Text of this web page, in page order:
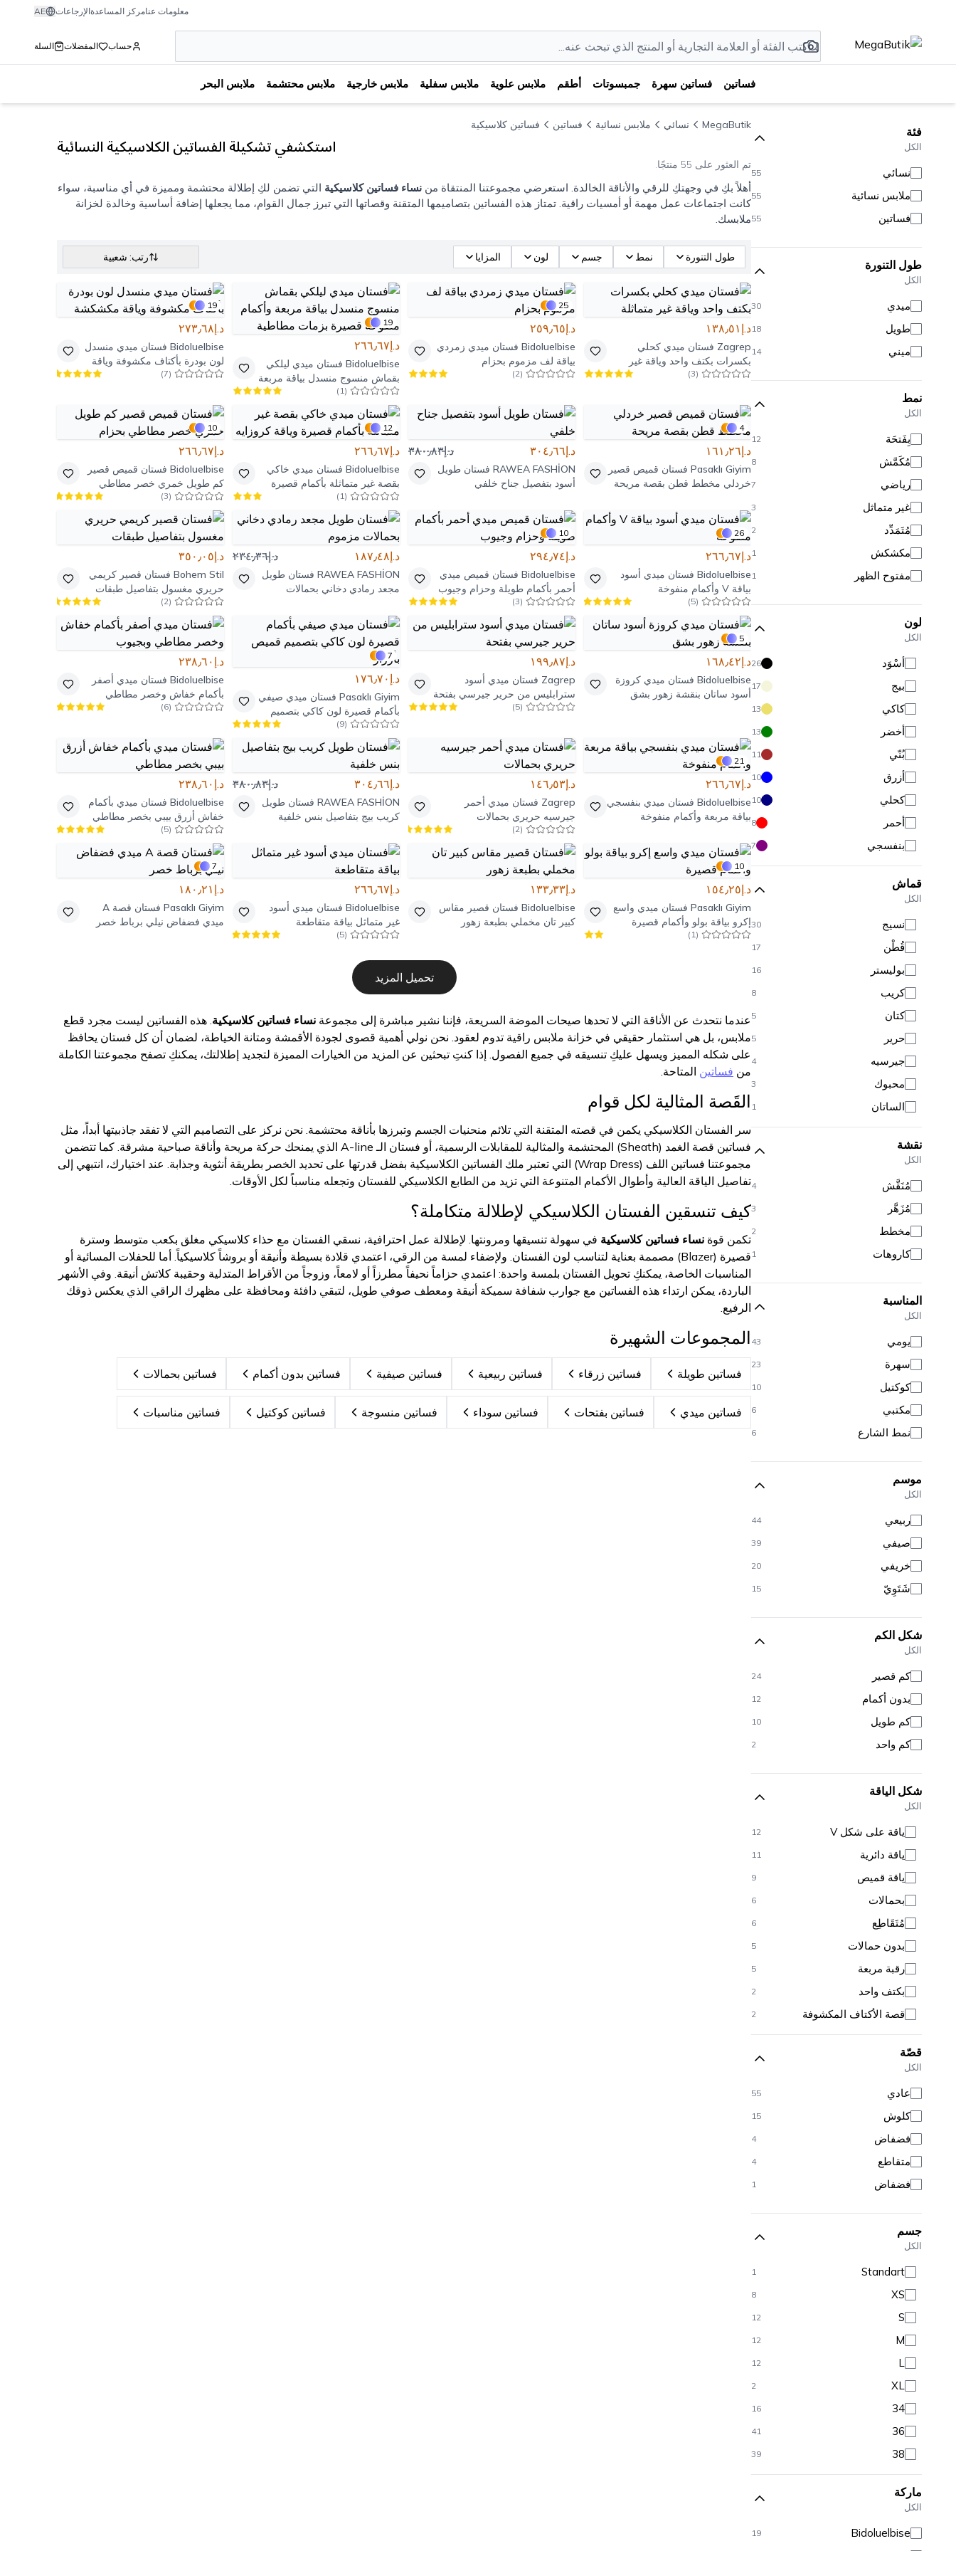
معلومات عنامركز المساعدةالإرجاعات AE
حساب المفضلات السلة
فساتين فساتين سهرة جمبسوتات أطقم ملابس علوية ملابس سفلية ملابس خارجية ملابس محتشمة ملابس البحر
فئة
الكل
نسائي 55
ملابس نسائية 55
فساتين 55
طول التنورة
الكل
ميدي 30
طويل 18
ميني 14
نمط
الكل
بِفَتحَة 12
مُكَمَّش 8
رياضي 7
غير متماثل 3
مُتَمَدِّد 2
مكشكش 1
مفتوح الظهر 1
لون
الكل
أَسْوَد 26
بيج 17
كاكي 13
أخضر 13
بُنّي 11
أزرق 10
كحلي 10
أحمر 8
بنفسجي 7
وردي 7
وردي بودري 6
رمادي
قماش
الكل
نسيج 30
قُطْن 17
بوليستر 16
كريب 8
كتان 5
حرير 5
جيرسيه 4
محبوك 3
الساتان 1
دينيم 1
مخمل 1
نقشة
الكل
مُنَقَّش 4
مُزَهَّر 3
مخطط 2
كاروهات 1
المناسبة
الكل
يومي 43
سهرة 23
كوكتيل 10
مكتبي 6
نمط الشارع 6
موسم
الكل
ربيعي 44
صيفي 39
خريفي 20
شَتَوِيّ 15
شكل الكم
الكل
كم قصير 24
بدون أكمام 12
كم طويل 10
كم واحد 2
شكل الياقة
الكل
ياقة على شكل V 12
ياقة دائرية 11
ياقة قميص 9
بحمالات 6
مُتَقَاطِع 6
بدون حمالات 5
رقبة مربعة 5
بكتف واحد 2
قصة الأكتاف المكشوفة 2
رقبة عالية 2
ياقة على شكل حرف U 1
قصّة
الكل
عادي 55
كلوش 15
فضفاض 4
متقاطع 4
فضفاض 1
جسم
الكل
Standart
1
XS
8
S
12
M
12
L
12
XL
2
34
16
36
41
38
39
40
36
42
35
ماركة
الكل
Bidoluelbise
19
MegaButik نسائي ملابس نسائية فساتين فساتين كلاسيكية
استكشفي تشكيلة الفساتين الكلاسيكية النسائية
تم العثور على 55 منتجًا.
أهلاً بكِ في وجهتكِ للرقي والأناقة الخالدة. استعرضي مجموعتنا المنتقاة من نساء فساتين كلاسيكية التي تضمن لكِ إطلالة محتشمة ومميزة في أي مناسبة، سواء
كانت اجتماعات عمل مهمة أو أمسيات راقية. تمتاز هذه الفساتين بتصاميمها المتقنة وقصاتها التي تبرز جمال القوام، مما يجعلها إضافة أساسية وخالدة لخزانة
ملابسك.
طول التنورة نمط جسم لون المزايا رتب: شعبية
د.إ١٣٨٫٥١
Zagrep فستان ميدي كحلي
بكسرات بكتف واحد وياقة غير
متماثلة
(
3
)
25
د.إ٢٥٩٫٦٥
Bidoluelbise فستان ميدي زمردي
بياقة لف مزموم بحزام
(
2
)
19
د.إ٢٦٦٫٦٧
Bidoluelbise فستان ميدي ليلكي
بقماش منسوج منسدل بياقة مربعة
وأكمام منفوخة قصيرة بزمات
مطاطية
(
1
)
19
د.إ٢٧٣٫٦٨
Bidoluelbise فستان ميدي منسدل
لون بودرة بأكتاف مكشوفة وياقة
مكشكشة
(
7
)
4
د.إ١٦١٫٢٦
Pasaklı Giyim فستان قميص قصير
خردلي مخطط قطن بقصة مريحة
د.إ٣٠٤٫٦٦ د.إ٣٨٠٫٨٣
RAWEA FASHİON فستان طويل
أسود بتفصيل جناح خلفي
12
د.إ٢٦٦٫٦٧
Bidoluelbise فستان ميدي خاكي
بقصة غير متماثلة بأكمام قصيرة
وياقة كروزايه
(
1
)
10
د.إ٢٦٦٫٦٧
Bidoluelbise فستان قميص قصير
كم طويل خمري خصر مطاطي
بحزام
(
3
)
26
د.إ٢٦٦٫٦٧
Bidoluelbise فستان ميدي أسود
بياقة V وأكمام منفوخة
(
5
)
10
د.إ٢٩٤٫٧٤
Bidoluelbise فستان قميص ميدي
أحمر بأكمام طويلة وحزام وجيوب
(
3
)
د.إ١٨٧٫٤٨ د.إ٢٣٤٫٣٦
RAWEA FASHİON فستان طويل
مجعد رمادي دخاني بحمالات
د.إ٣٥٠٫٠٥
Bohem Stil فستان قصير كريمي
حريري مغسول بتفاصيل طبقات
(
2
)
5
د.إ١٦٨٫٤٢
Bidoluelbise فستان ميدي كروزة
أسود ساتان بنقشة زهور بشق
د.إ١٩٩٫٨٧
Zagrep فستان ميدي أسود
سترابليس من حرير جيرسي بفتحة
(
5
)
7
د.إ١٧٦٫٧٠
Pasaklı Giyim فستان ميدي صيفي
بأكمام قصيرة لون كاكي بتصميم
قميص بأزرار (
9
)
د.إ٢٣٨٫٦٠
Bidoluelbise فستان ميدي أصفر
بأكمام خفاش وخصر مطاطي
وبجيوب
(
6
)
21
د.إ٢٦٦٫٦٧
Bidoluelbise فستان ميدي بنفسجي
بياقة مربعة وأكمام منفوخة
د.إ١٤٦٫٥٣
Zagrep فستان ميدي أحمر
جيرسيه حريري بحمالات
(
2
)
د.إ٣٠٤٫٦٦ د.إ٣٨٠٫٨٣
RAWEA FASHİON فستان طويل
كريب بيج بتفاصيل بنس خلفية
د.إ٢٣٨٫٦٠
Bidoluelbise فستان ميدي بأكمام
خفاش أزرق بيبي بخصر مطاطي
(
5
)
10
د.إ١٥٤٫٢٥
Pasaklı Giyim فستان ميدي واسع
إكرو بياقة بولو وأكمام قصيرة
(
1
)
د.إ١٣٣٫٣٣
Bidoluelbise فستان قصير مقاس
كبير تان مخملي بطبعة زهور
د.إ٢٦٦٫٦٧
Bidoluelbise فستان ميدي أسود
غير متماثل بياقة متقاطعة
(
5
)
7
د.إ١٨٠٫٢١
Pasaklı Giyim
فستان قصة A
ميدي فضفاض نيلي برباط خصر
تحميل المزيد
عندما نتحدث عن الأناقة التي لا تحدها صيحات الموضة السريعة، فإننا نشير مباشرة إلى مجموعة نساء فساتين كلاسيكية. هذه الفساتين ليست مجرد قطع
ملابس، بل هي استثمار حقيقي في خزانة ملابس راقية تدوم لعقود. نحن نولي أهمية قصوى لجودة الأقمشة ومتانة الخياطة، لضمان أن كل فستان يحافظ
على شكله المميز ويسهل عليكِ تنسيقه في جميع الفصول. إذا كنتِ تبحثين عن المزيد من الخيارات المميزة لتجديد إطلالتك، يمكنكِ تصفح مجموعتنا الكاملة
من فساتين المتاحة.
القَصة المثالية لكل قوام
سر الفستان الكلاسيكي يكمن في قصته المتقنة التي تلائم منحنيات الجسم وتبرزها بأناقة محتشمة. نحن نركز على التصاميم التي لا تفقد جاذبيتها أبداً، مثل
فساتين قصة الغمد (Sheath) المحتشمة والمثالية للمقابلات الرسمية، أو فستان الـ A-line الذي يمنحك حركة مريحة وأناقة صباحية مشرقة. كما تتضمن
مجموعتنا فساتين اللف (Wrap Dress) التي تعتبر ملك الفساتين الكلاسيكية بفضل قدرتها على تحديد الخصر بطريقة أنثوية وجذابة. عند اختيارك، انتبهي إلى
تفاصيل الياقة العالية وأطوال الأكمام المتنوعة التي تزيد من الطابع الكلاسيكي للفستان وتجعله مناسباً لكل الأوقات.
كيف تنسقين الفستان الكلاسيكي لإطلالة متكاملة؟
تكمن قوة نساء فساتين كلاسيكية في سهولة تنسيقها ومرونتها. لإطلالة عمل احترافية، نسقي الفستان مع حذاء كلاسيكي مغلق بكعب متوسط وسترة
قصيرة (Blazer) مصممة بعناية لتناسب لون الفستان. ولإضفاء لمسة من الرقي، اعتمدي قلادة بسيطة وأنيقة أو بروشاً كلاسيكياً. أما للحفلات المسائية أو
المناسبات الخاصة، يمكنكِ تحويل الفستان بلمسة واحدة: اعتمدي حزاماً نحيفاً مطرزاً أو لامعاً، وزوجاً من الأقراط المتدلية وحقيبة كلاتش أنيقة. وفي الأشهر
الباردة، يمكن ارتداء هذه الفساتين مع جوارب شفافة سميكة أنيقة ومعطف صوفي طويل، لتبقي دافئة ومحافظة على مظهرك الراقي الذي يعكس ذوقك
الرفيع.
المجموعات الشهيرة
فساتين طويلة فساتين زرقاء فساتين ربيعية فساتين صيفية فساتين بدون أكمام فساتين بحمالات
فساتين ميدي فساتين بفتحات فساتين سوداء فساتين منسوجة فساتين كوكتيل فساتين مناسبات